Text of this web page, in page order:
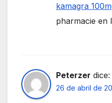
kamagra
pharmacie en
Peterzer dice:
26 de abril de